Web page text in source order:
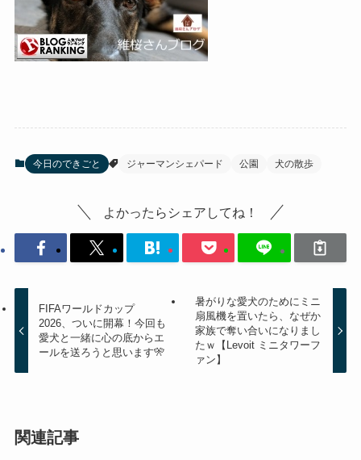
今日のできごと ジャーマンシェパード 公園 犬の散歩
よかったらシェアしてね！
FIFAワールドカップ
2026、ついに開幕！今回も
愛犬と一緒に心の底からエ
ールを送ろうと思います🎌
暑がりな愛犬のためにミニ
扇風機を置いたら、なぜか
家族で奪い合いになりまし
たｗ【Levoit ミニタワーフ
ァン】
関連記事